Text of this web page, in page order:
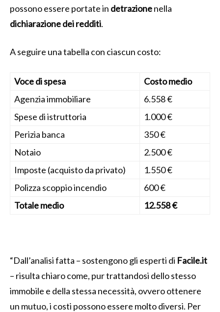
possono essere portate in detrazionenella
dichiarazione dei redditi.
A seguire una tabella con ciascun costo:
Voce di spesa
Costo medio
Agenzia immobiliare
6.558 €
Spese di istruttoria
1.000 €
Perizia banca
350 €
Notaio
2.500 €
Imposte (acquisto da privato)
1.550 €
Polizza scoppio incendio
600 €
Totale medio
12.558 €
“Dall’analisi fatta – sostengono gli esperti di Facile.it
– risulta chiaro come, pur trattandosi dello stesso
immobile e della stessa necessità, ovvero ottenere
un mutuo, i costi possono essere molto diversi. Per